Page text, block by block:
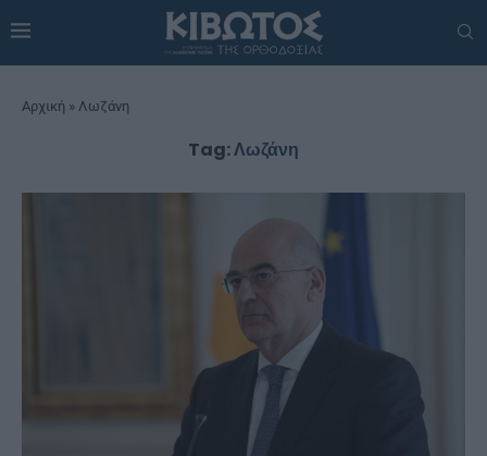
Αρχική » Λωζάνη
Tag:Λωζάνη